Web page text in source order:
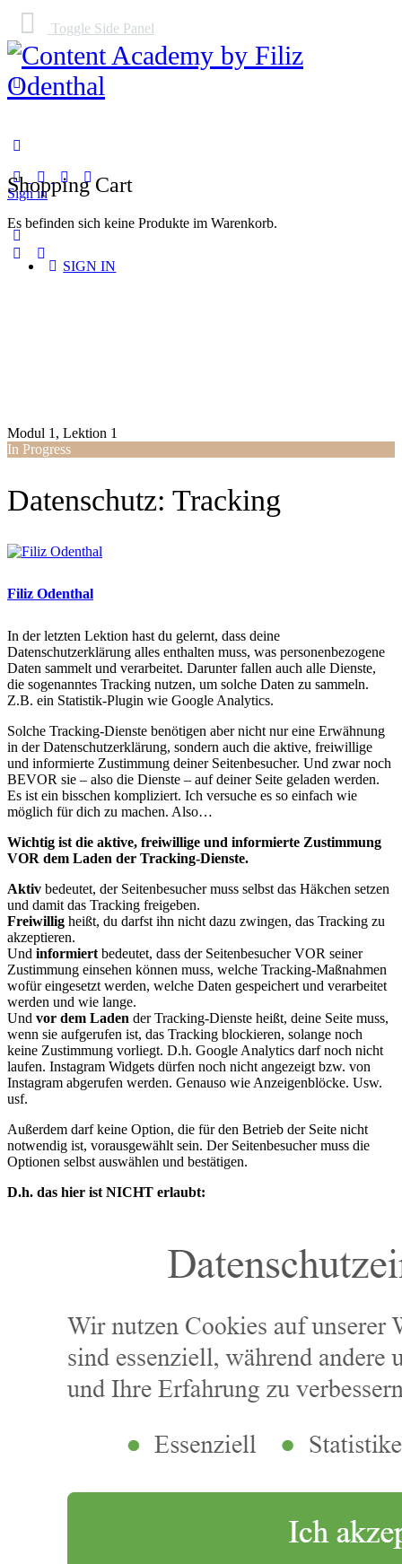
Toggle Side Panel
Sign in
Shopping Cart
Es befinden sich keine Produkte im Warenkorb.
SIGN IN
Modul 1, Lektion 1
In Progress
Datenschutz: Tracking
Filiz Odenthal
In der letzten Lektion hast du gelernt, dass deine
Datenschutzerklärung alles enthalten muss, was personenbezogene
Daten sammelt und verarbeitet. Darunter fallen auch alle Dienste,
die sogenanntes Tracking nutzen, um solche Daten zu sammeln.
Z.B. ein Statistik-Plugin wie Google Analytics.
Solche Tracking-Dienste benötigen aber nicht nur eine Erwähnung
in der Datenschutzerklärung, sondern auch die aktive, freiwillige
und informierte Zustimmung deiner Seitenbesucher. Und zwar noch
BEVOR sie – also die Dienste – auf deiner Seite geladen werden.
Es ist ein bisschen kompliziert. Ich versuche es so einfach wie
möglich für dich zu machen. Also…
Wichtig ist die aktive, freiwillige und informierte Zustimmung
VOR dem Laden der Tracking-Dienste.
Aktiv bedeutet, der Seitenbesucher muss selbst das Häkchen setzen
und damit das Tracking freigeben.
Freiwillig heißt, du darfst ihn nicht dazu zwingen, das Tracking zu
akzeptieren.
Und informiert bedeutet, dass der Seitenbesucher VOR seiner
Zustimmung einsehen können muss, welche Tracking-Maßnahmen
wofür eingesetzt werden, welche Daten gespeichert und verarbeitet
werden und wie lange.
Und vor dem Laden der Tracking-Dienste heißt, deine Seite muss,
wenn sie aufgerufen ist, das Tracking blockieren, solange noch
keine Zustimmung vorliegt. D.h. Google Analytics darf noch nicht
laufen. Instagram Widgets dürfen noch nicht angezeigt bzw. von
Instagram abgerufen werden. Genauso wie Anzeigenblöcke. Usw.
usf.
Außerdem darf keine Option, die für den Betrieb der Seite nicht
notwendig ist, vorausgewählt sein. Der Seitenbesucher muss die
Optionen selbst auswählen und bestätigen.
D.h. das hier ist NICHT erlaubt: